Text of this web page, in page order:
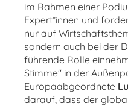
im Rahmen einer
Expert*innen und
nur auf
sondern auch bei der
führende Rolle
Stimme" in der
Europaabgeordnete
darauf, dass der